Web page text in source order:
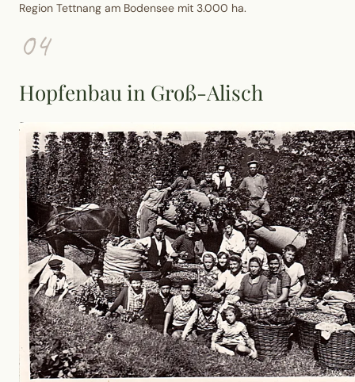
Region Tettnang am Bodensee mit 3.000 ha.
04
Hopfenbau in Groß-Alisch